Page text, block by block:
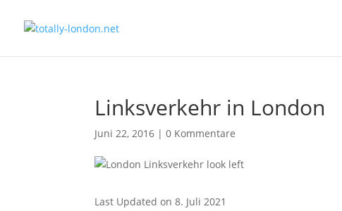
Linksverkehr in London
Juni 22, 2016 |0 Kommentare
Last Updated on 8. Juli 2021